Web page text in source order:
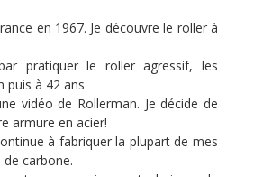
en 1967. Je découvre le roller à
pratiquer le roller agressif, les
puis à 42 ans
vidéo de Rollerman. Je décide de
armure en acier!
à fabriquer la plupart de mes
carbone.